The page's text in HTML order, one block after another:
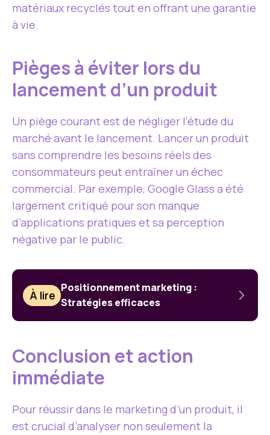
matériaux recyclés tout en offrant une garantie
à vie.
Pièges à éviter lors du
lancement d’un produit
Un piège courant est de négliger l’étude du
marché avant le lancement. Lancer un produit
sans comprendre les besoins réels des
consommateurs peut entraîner un échec
commercial. Par exemple, Google Glass a été
largement critiqué pour son manque
d’applications pratiques et sa perception
négative par le public.
À lire
Positionnement marketing :
Stratégies efficaces
Conclusion et action
immédiate
Pour réussir dans le marketing d’un produit, il
est crucial d’analyser non seulement la